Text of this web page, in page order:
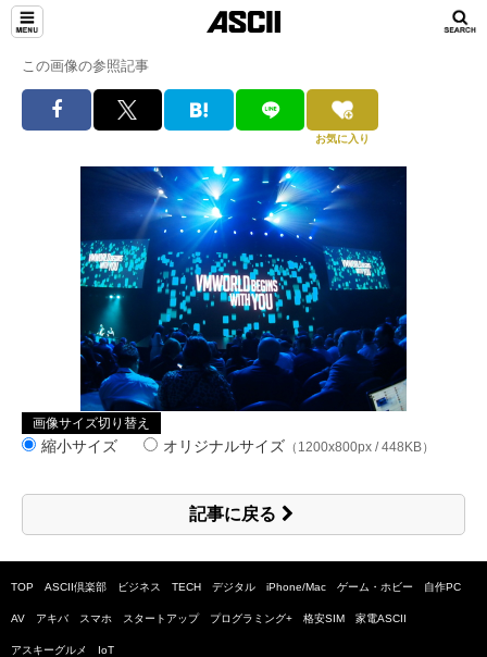
この画像の参照記事
お気に入り
画像サイズ切り替え
縮小サイズ オリジナルサイズ （1200x800px / 448KB）
記事に戻る
TOP ASCII倶楽部 ビジネス TECH デジタル iPhone/Mac ゲーム・ホビー 自作PC
AV アキバ スマホ スタートアップ プログラミング+ 格安SIM 家電ASCII
アスキーグルメ IoT